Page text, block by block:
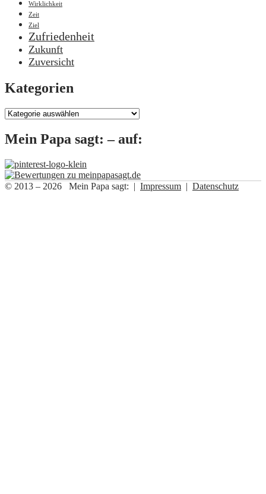
Wirklichkeit
Zeit
Ziel
Zufriedenheit
Zukunft
Zuversicht
Kategorien
Kategorien
Mein Papa sagt: – auf:
© 2013 – 2026 Mein Papa sagt: | Impressum | Datenschutz